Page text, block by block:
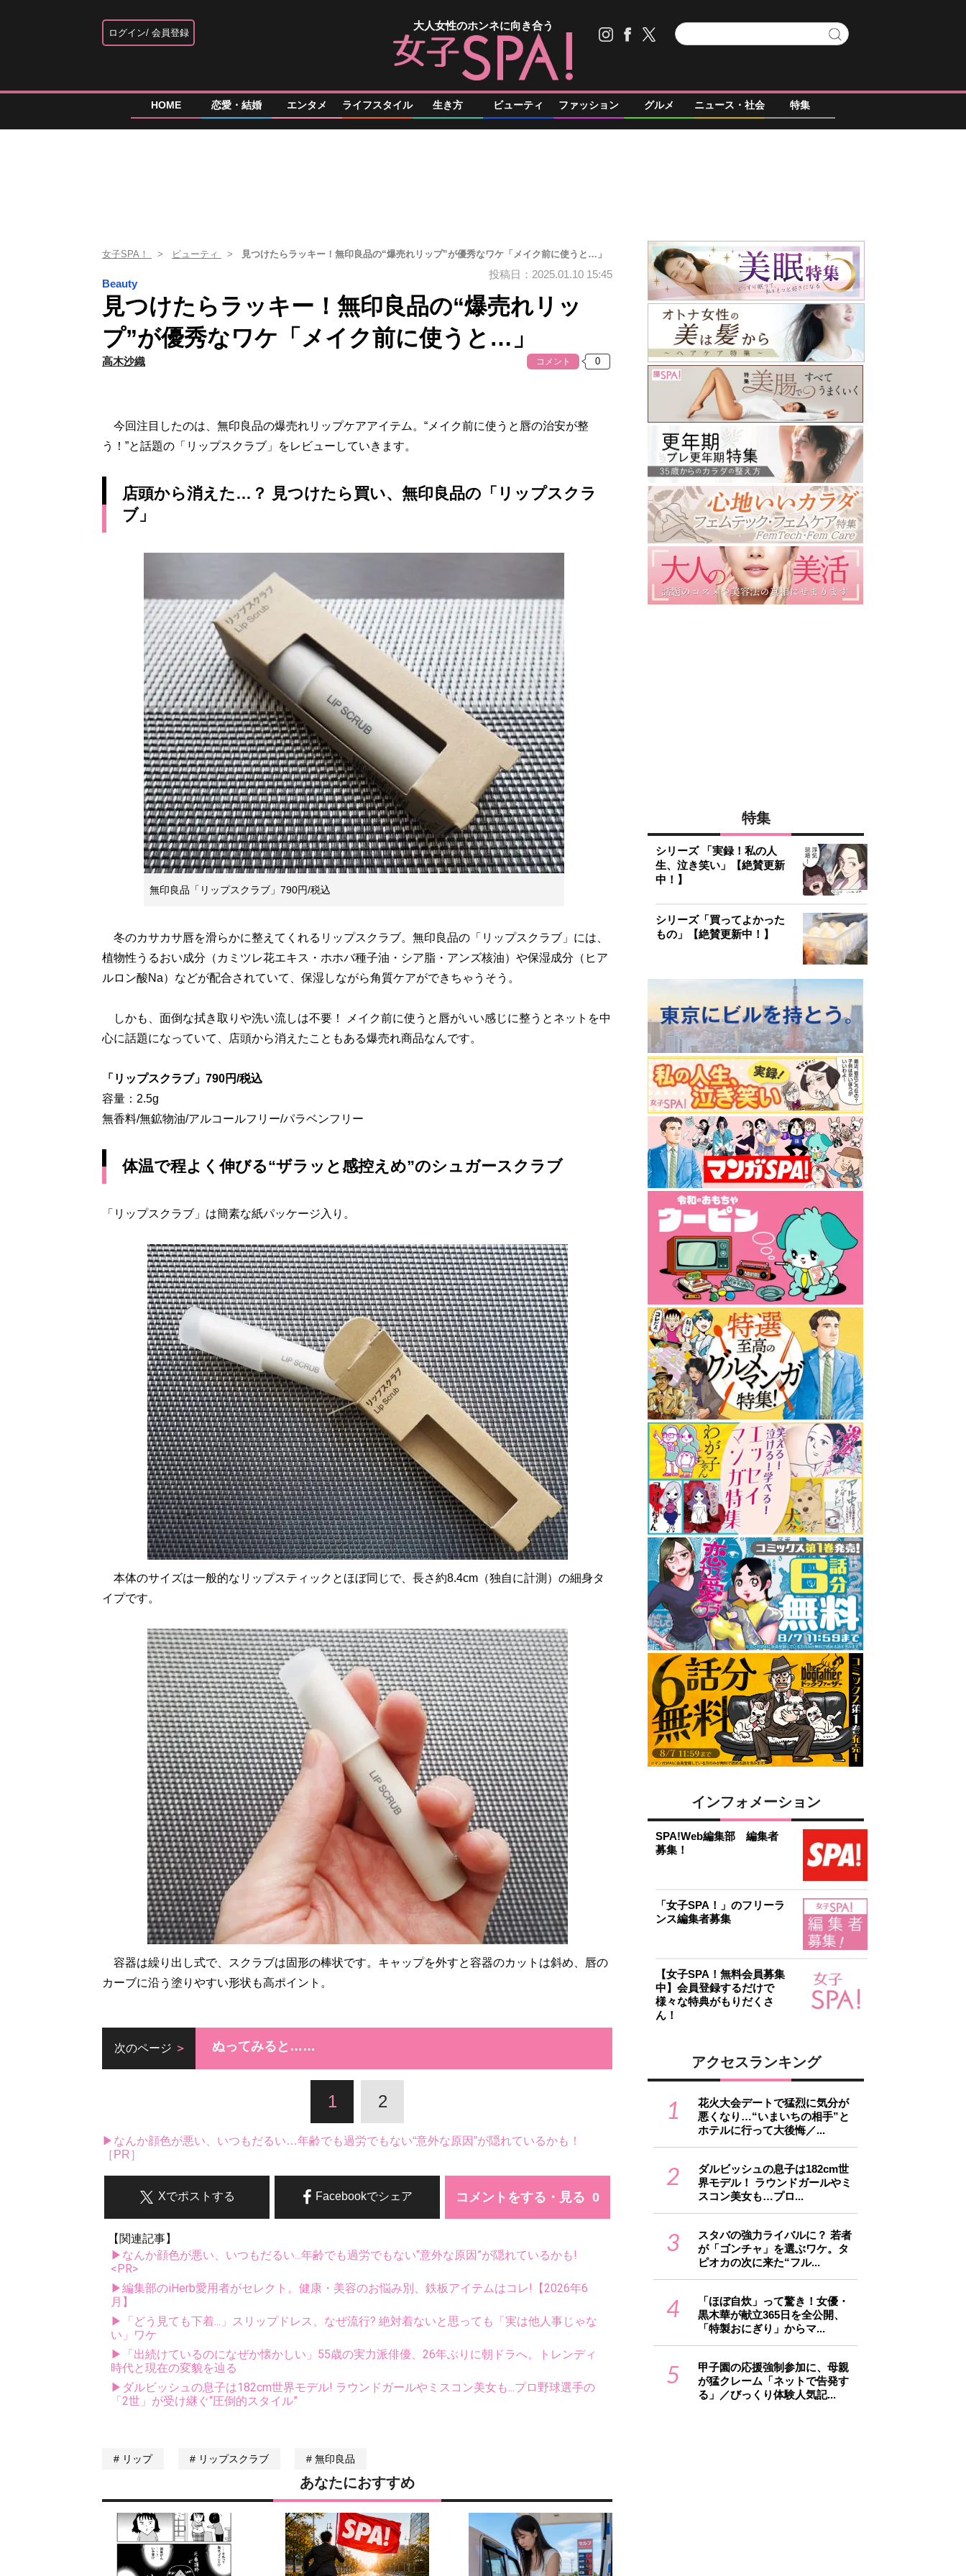
ログイン 会員登録
大人女性のホンネに向き合う
HOME 恋愛・結婚 エンタメ ライフスタイル 生き方 ビューティ ファッション グルメ ニュース・社会 特集
女子SPA！ ビューティ 見つけたらラッキー！無印良品の“爆売れリップ”が優秀なワケ「メイク前に使うと…」
Beauty
投稿日：2025.01.10 15:45
見つけたらラッキー！無印良品の“爆売れリッ
プ”が優秀なワケ「メイク前に使うと…」
高木沙織 コメント
今回注目したのは、無印良品の爆売れリップケアアイテム。“メイク前に使うと唇の治安が整
う！”と話題の「リップスクラブ」をレビューしていきます。
店頭から消えた…？ 見つけたら買い、無印良品の「リップスクラ
ブ」
無印良品「リップスクラブ」790円/税込
冬のカサカサ唇を滑らかに整えてくれるリップスクラブ。無印良品の「リップスクラブ」には、
植物性うるおい成分（カミツレ花エキス・ホホバ種子油・シア脂・アンズ核油）や保湿成分（ヒア
ルロン酸Na）などが配合されていて、保湿しながら角質ケアができちゃうそう。
しかも、面倒な拭き取りや洗い流しは不要！ メイク前に使うと唇がいい感じに整うとネットを中
心に話題になっていて、店頭から消えたこともある爆売れ商品なんです。
「リップスクラブ」790円/税込
容量：2.5g
無香料/無鉱物油/アルコールフリー/パラベンフリー
体温で程よく伸びる“ザラッと感控えめ”のシュガースクラブ
「リップスクラブ」は簡素な紙パッケージ入り。
本体のサイズは一般的なリップスティックとほぼ同じで、長さ約8.4cm（独自に計測）の細身タ
イプです。
容器は繰り出し式で、スクラブは固形の棒状です。キャップを外すと容器のカットは斜め、唇の
カーブに沿う塗りやすい形状も高ポイント。
次のページ ぬってみると……
1 2
▶なんか顔色が悪い、いつもだるい…年齢でも過労でもない“意外な原因”が隠れているかも！
［PR］
コメントをする・見る
Facebookでシェア
Xでポストする
【関連記事】
▶なんか顔色が悪い、いつもだるい...年齢でも過労でもない“意外な原因”が隠れているかも!
<PR>
▶編集部のiHerb愛用者がセレクト。健康・美容のお悩み別、鉄板アイテムはコレ!【2026年6
月】
▶「どう見ても下着...」スリップドレス、なぜ流行? 絶対着ないと思っても「実は他人事じゃな
い」ワケ
▶「出続けているのになぜか懐かしい」55歳の実力派俳優、26年ぶりに朝ドラへ。トレンディ
時代と現在の変貌を辿る
▶ダルビッシュの息子は182cm世界モデル! ラウンドガールやミスコン美女も...プロ野球選手の
「2世」が受け継ぐ“圧倒的スタイル”
リップ リップスクラブ 無印良品
あなたにおすすめ
特集
シリーズ 「実録！私の人
生、泣き笑い」【絶賛更新
中！】
シリーズ「買ってよかった
もの」【絶賛更新中！】
インフォメーション
SPA!Web編集部 編集者
募集！
「女子SPA！」のフリーラ
ンス編集者募集
【女子SPA！無料会員募集
中】会員登録するだけで
様々な特典がもりだくさ
ん！
アクセスランキング
1
花火大会デートで猛烈に気分が
悪くなり…“いまいちの相手”と
ホテルに行って大後悔／...
2
ダルビッシュの息子は182cm世
界モデル！ ラウンドガールやミ
スコン美女も…プロ...
3
スタバの強力ライバルに？ 若者
が「ゴンチャ」を選ぶワケ。タ
ピオカの次に来た“フル...
4
「ほぼ自炊」って驚き！女優・
黒木華が献立365日を全公開、
「特製おにぎり」からマ...
5
甲子園の応援強制参加に、母親
が猛クレーム「ネットで告発す
る」／びっくり体験人気記...